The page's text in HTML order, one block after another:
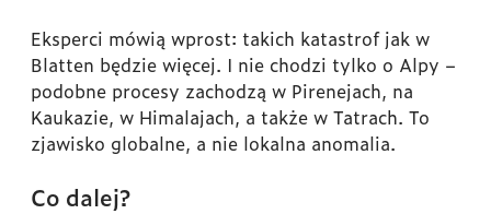
Eksperci mówią wprost: takich katastrof jak w
Blatten będzie więcej. I nie chodzi tylko o Alpy –
podobne procesy zachodzą w Pirenejach, na
Kaukazie, w Himalajach, a także w Tatrach. To
zjawisko globalne, a nie lokalna anomalia.
Co dalej?